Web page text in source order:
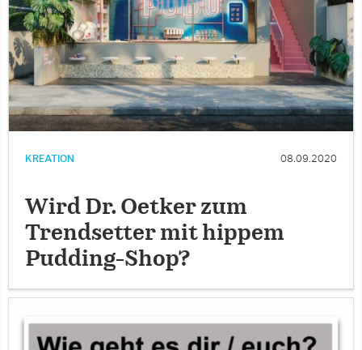
KREATION 08.09.2020
Wird Dr. Oetker zum
Trendsetter mit hippem
Pudding-Shop?